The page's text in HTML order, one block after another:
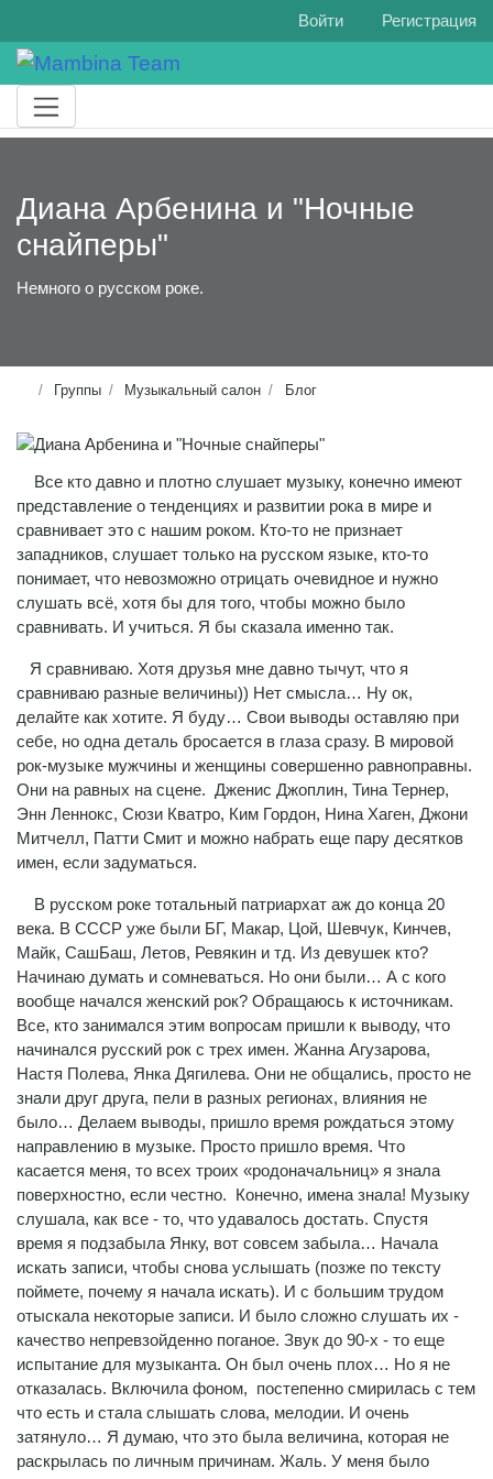
Войти Регистрация
Диана Арбенина и "Ночные
снайперы"
Немного о русском роке.
Группы Музыкальный салон Блог
Все кто давно и плотно слушает музыку, конечно имеют
представление о тенденциях и развитии рока в мире и
сравнивает это с нашим роком. Кто-то не признает
западников, слушает только на русском языке, кто-то
понимает, что невозможно отрицать очевидное и нужно
слушать всё, хотя бы для того, чтобы можно было
сравнивать. И учиться. Я бы сказала именно так.
Я сравниваю. Хотя друзья мне давно тычут, что я
сравниваю разные величины)) Нет смысла… Ну ок,
делайте как хотите. Я буду… Свои выводы оставляю при
себе, но одна деталь бросается в глаза сразу. В мировой
рок-музыке мужчины и женщины совершенно равноправны.
Они на равных на сцене. Дженис Джоплин, Тина Тернер,
Энн Леннокс, Сюзи Кватро, Ким Гордон, Нина Хаген, Джони
Митчелл, Патти Смит и можно набрать еще пару десятков
имен, если задуматься.
В русском роке тотальный патриархат аж до конца 20
века. В СССР уже были БГ, Макар, Цой, Шевчук, Кинчев,
Майк, СашБаш, Летов, Ревякин и тд. Из девушек кто?
Начинаю думать и сомневаться. Но они были… А с кого
вообще начался женский рок? Обращаюсь к источникам.
Все, кто занимался этим вопросам пришли к выводу, что
начинался русский рок с трех имен. Жанна Агузарова,
Настя Полева, Янка Дягилева. Они не общались, просто не
знали друг друга, пели в разных регионах, влияния не
было… Делаем выводы, пришло время рождаться этому
направлению в музыке. Просто пришло время. Что
касается меня, то всех троих «родоначальниц» я знала
поверхностно, если честно. Конечно, имена знала! Музыку
слушала, как все - то, что удавалось достать. Спустя
время я подзабыла Янку, вот совсем забыла… Начала
искать записи, чтобы снова услышать (позже по тексту
поймете, почему я начала искать). И с большим трудом
отыскала некоторые записи. И было сложно слушать их -
качество непревзойденно поганое. Звук до 90-х - то еще
испытание для музыканта. Он был очень плох… Но я не
отказалась. Включила фоном, постепенно смирилась с тем
что есть и стала слышать слова, мелодии. И очень
затянуло… Я думаю, что это была величина, которая не
раскрылась по личным причинам. Жаль. У меня было